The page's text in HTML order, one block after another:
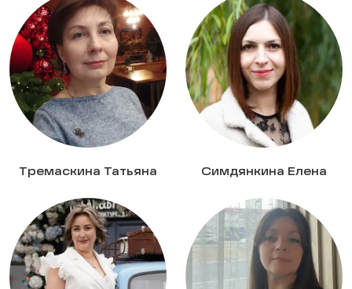
Тремаскина Татьяна Симдянкина Елена